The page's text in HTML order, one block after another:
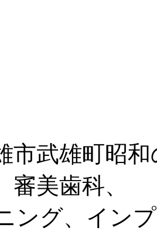
市武雄町昭
審美歯科、
ング、イン